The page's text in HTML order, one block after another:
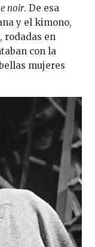
noir. De esa
y el kimono,
rodadas en
con la
mujeres